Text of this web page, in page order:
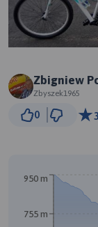
Zbigniew
Zbyszek1965
0
755 m
950 m